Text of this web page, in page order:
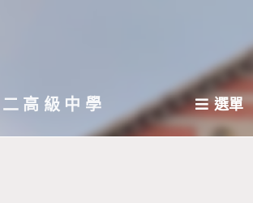
高級中學 選單